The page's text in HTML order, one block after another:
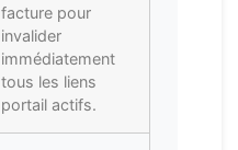
facture pour
invalider
immédiatement
tous les liens
portail actifs.